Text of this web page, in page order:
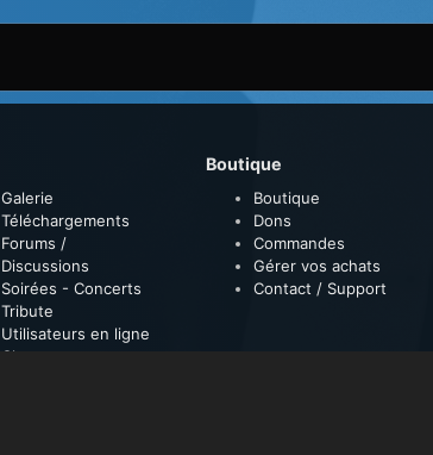
Galerie
Téléchargements
Forums /
Discussions
Soirées - Concerts
Tribute
Utilisateurs en ligne
Classement
Boutique
Boutique
Dons
Commandes
Gérer vos achats
Contact / Support